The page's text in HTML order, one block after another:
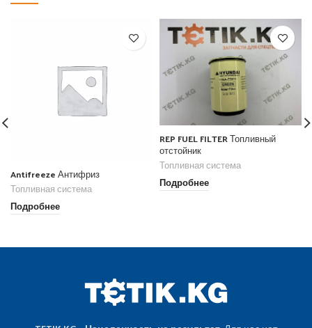
Antifreeze Антифриз
Топливная система
Подробнее
REP FUEL FILTER Топливный
отстойник
Топливная система
Подробнее